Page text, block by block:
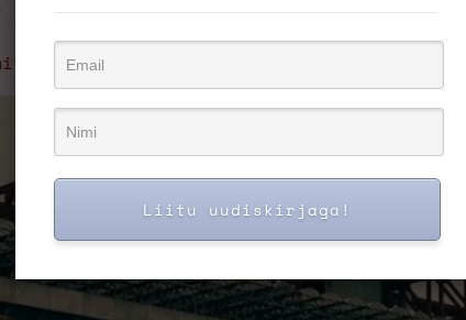
jalkariiki?
fännikultuuri sünnimaale?
Liitu uudiskirjaga!